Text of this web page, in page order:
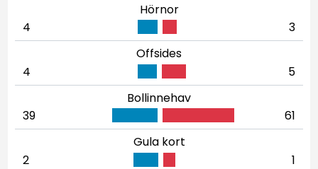
Hörnor
4
3
Offsides
4
5
Bollinnehav
39
61
Gula kort
2
1